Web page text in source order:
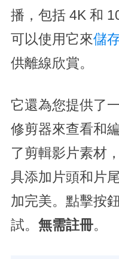
播，包括 4K 和
可以使用它來儲
供離線欣賞。
它還為您提供了
修剪器來查看和
了剪輯影片素材
具添加片頭和片
加完美。點擊按
試。 無需註冊。